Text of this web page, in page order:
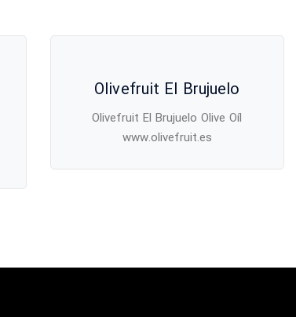
Olivefruit El Brujuelo
Olivefruit El Brujuelo Olive Oíl
www.olivefruit.es